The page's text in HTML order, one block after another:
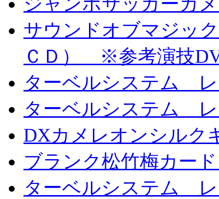
サウンドオブマジッ
ＣＤ） ※参考演技
ターベルシステム
ターベルシステム
DXカメレオンシル
ブランク松竹梅カー
ターベルシステム